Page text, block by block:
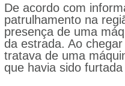
De acordo com
patrulhamento na
presença de uma
da estrada. Ao
tratava de uma
que havia sido